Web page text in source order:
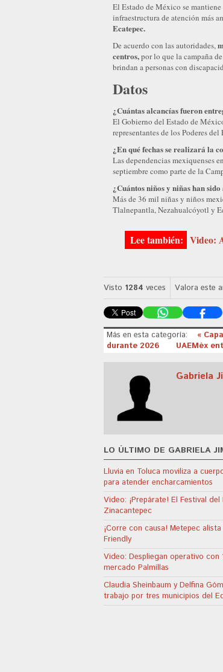
El Estado de México se
infraestructura de atención más
Ecatepec.
De acuerdo con las autoridades,
centros,por lo que la campaña
brindan a personas con
Datos
¿Cuántas alcancías fueron
El Gobierno del Estado de
representantes de los Poderes
¿En qué fechas se realizará la
Las dependencias mexiquenses
septiembre como parte de la
¿Cuántos niños y niñas han
Más de 36 mil niñas y niños
Tlalnepantla, Nezahualcóyotl y
Video:
Visto 1284 veces Valora este
Más en esta categoría:
«
durante 2026
UAEMéx
Gabriela
LO ÚLTIMO DE GABRIELA
Lluvia en Toluca moviliza a
para atender encharcamientos
Video: ¡Prepárate! El Festival del
Zinacantepec
¡Corre con causa! Metepec
Friendly
Video: Despliegan operativo con
mercado Palmillas
Claudia Sheinbaum y Delfina
trabajo por tres municipios del